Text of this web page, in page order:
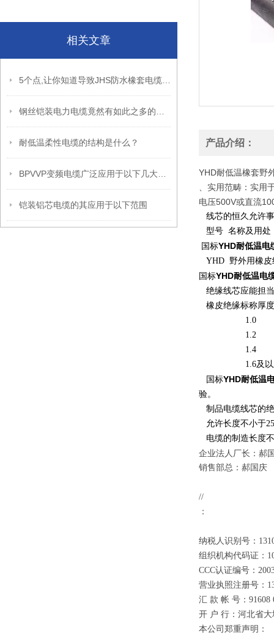
相关文章
耐低温柔性电缆的结构是什么？
铠装铝芯电缆的其应用于以下范围
产品介绍：
YHD耐低温橡套野
、实用范畴：实
电压500V或直流
线芯的恒久允许
型号 名称及用处
国标YHD耐低温电
YHD 野外用橡皮
国标YHD耐低温电
绝缘线芯应能担
橡皮绝缘标称厚
1.0
1.2
1.4
1.6及以
国标YHD耐低温
验。
制品电缆线芯的
允许长度不小于
电缆的制造长度
企业法人厂长：郝
销售部总：郝国庆
//
：
纳税人识别号：
组织机构代码证：
CCC认证编号：
营业执照注册号：
汇 款 帐 号：91608
开 户 行：河北省
本公司郑重声明：